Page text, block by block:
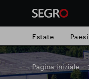
Search
Estate Paesi
Pagina iniziale